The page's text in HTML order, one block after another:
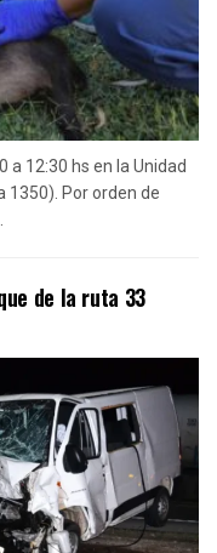
12:30 hs en la Unidad
1350). Por orden de
de la ruta 33